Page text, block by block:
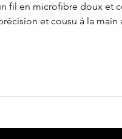
fil en microfibre doux et
et cousu à la main